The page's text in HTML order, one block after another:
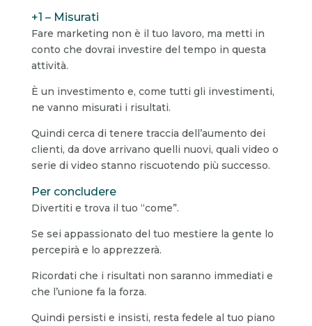
+1 – Misurati
Fare marketing non è il tuo lavoro, ma metti in
conto che dovrai investire del tempo in questa
attività.
È un investimento e, come tutti gli investimenti,
ne vanno misurati i risultati.
Quindi cerca di tenere traccia dell’aumento dei
clienti, da dove arrivano quelli nuovi, quali video o
serie di video stanno riscuotendo più successo.
Per concludere
Divertiti e trova il tuo “come”.
Se sei appassionato del tuo mestiere la gente lo
percepirà e lo apprezzerà.
Ricordati che i risultati non saranno immediati e
che l’unione fa la forza.
Quindi persisti e insisti, resta fedele al tuo piano